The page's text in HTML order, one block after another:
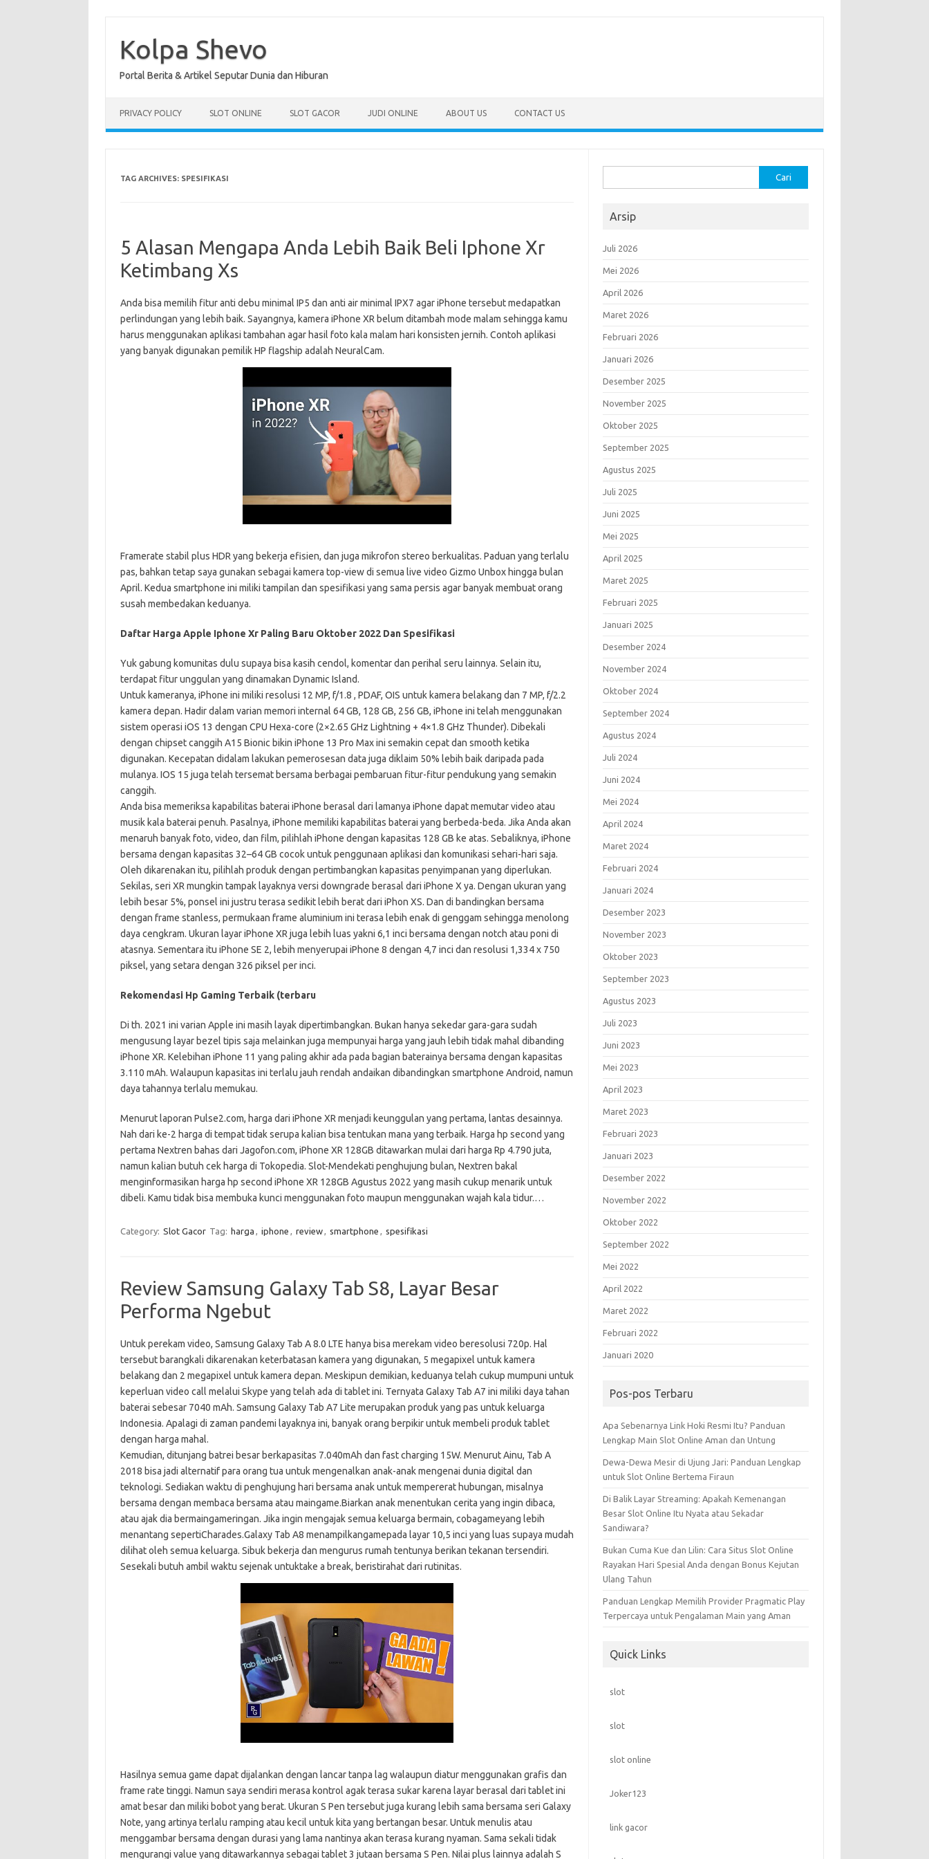
content
Kolpa Shevo
Portal Berita & Artikel Seputar Dunia dan Hiburan
PRIVACY POLICY SLOT ONLINE SLOT GACOR JUDI ONLINE ABOUT US CONTACT US
TAG ARCHIVES: SPESIFIKASI
5 Alasan Mengapa Anda Lebih Baik Beli Iphone Xr
Ketimbang Xs
Anda bisa memilih fitur anti debu minimal IP5 dan anti air minimal IPX7 agar iPhone tersebut medapatkan
perlindungan yang lebih baik. Sayangnya, kamera iPhone XR belum ditambah mode malam sehingga kamu
harus menggunakan aplikasi tambahan agar hasil foto kala malam hari konsisten jernih. Contoh aplikasi
yang banyak digunakan pemilik HP flagship adalah NeuralCam.
Framerate stabil plus HDR yang bekerja efisien, dan juga mikrofon stereo berkualitas. Paduan yang terlalu
pas, bahkan tetap saya gunakan sebagai kamera top-view di semua live video Gizmo Unbox hingga bulan
April. Kedua smartphone ini miliki tampilan dan spesifikasi yang sama persis agar banyak membuat orang
susah membedakan keduanya.
Daftar Harga Apple Iphone Xr Paling Baru Oktober 2022 Dan Spesifikasi
Yuk gabung komunitas dulu supaya bisa kasih cendol, komentar dan perihal seru lainnya. Selain itu,
terdapat fitur unggulan yang dinamakan Dynamic Island.
Untuk kameranya, iPhone ini miliki resolusi 12 MP, f/1.8 , PDAF, OIS untuk kamera belakang dan 7 MP, f/2.2
kamera depan. Hadir dalam varian memori internal 64 GB, 128 GB, 256 GB, iPhone ini telah menggunakan
sistem operasi iOS 13 dengan CPU Hexa-core (2×2.65 GHz Lightning + 4×1.8 GHz Thunder). Dibekali
dengan chipset canggih A15 Bionic bikin iPhone 13 Pro Max ini semakin cepat dan smooth ketika
digunakan. Kecepatan didalam lakukan pemerosesan data juga diklaim 50% lebih baik daripada pada
mulanya. IOS 15 juga telah tersemat bersama berbagai pembaruan fitur-fitur pendukung yang semakin
canggih.
Anda bisa memeriksa kapabilitas baterai iPhone berasal dari lamanya iPhone dapat memutar video atau
musik kala baterai penuh. Pasalnya, iPhone memiliki kapabilitas baterai yang berbeda-beda. Jika Anda akan
menaruh banyak foto, video, dan film, pilihlah iPhone dengan kapasitas 128 GB ke atas. Sebaliknya, iPhone
bersama dengan kapasitas 32–64 GB cocok untuk penggunaan aplikasi dan komunikasi sehari-hari saja.
Oleh dikarenakan itu, pilihlah produk dengan pertimbangkan kapasitas penyimpanan yang diperlukan.
Sekilas, seri XR mungkin tampak layaknya versi downgrade berasal dari iPhone X ya. Dengan ukuran yang
lebih besar 5%, ponsel ini justru terasa sedikit lebih berat dari iPhon XS. Dan di bandingkan bersama
dengan frame stanless, permukaan frame aluminium ini terasa lebih enak di genggam sehingga menolong
daya cengkram. Ukuran layar iPhone XR juga lebih luas yakni 6,1 inci bersama dengan notch atau poni di
atasnya. Sementara itu iPhone SE 2, lebih menyerupai iPhone 8 dengan 4,7 inci dan resolusi 1,334 x 750
piksel, yang setara dengan 326 piksel per inci.
Rekomendasi Hp Gaming Terbaik (terbaru
Di th. 2021 ini varian Apple ini masih layak dipertimbangkan. Bukan hanya sekedar gara-gara sudah
mengusung layar bezel tipis saja melainkan juga mempunyai harga yang jauh lebih tidak mahal dibanding
iPhone XR. Kelebihan iPhone 11 yang paling akhir ada pada bagian baterainya bersama dengan kapasitas
3.110 mAh. Walaupun kapasitas ini terlalu jauh rendah andaikan dibandingkan smartphone Android, namun
daya tahannya terlalu memukau.
Menurut laporan Pulse2.com, harga dari iPhone XR menjadi keunggulan yang pertama, lantas desainnya.
Nah dari ke-2 harga di tempat tidak serupa kalian bisa tentukan mana yang terbaik. Harga hp second yang
pertama Nextren bahas dari Jagofon.com, iPhone XR 128GB ditawarkan mulai dari harga Rp 4.790 juta,
namun kalian butuh cek harga di Tokopedia. Slot-Mendekati penghujung bulan, Nextren bakal
menginformasikan harga hp second iPhone XR 128GB Agustus 2022 yang masih cukup menarik untuk
dibeli. Kamu tidak bisa membuka kunci menggunakan foto maupun menggunakan wajah kala tidur.…
Category: Slot Gacor Tag: harga iphone review smartphone spesifikasi
Review Samsung Galaxy Tab S8, Layar Besar
Performa Ngebut
Untuk perekam video, Samsung Galaxy Tab A 8.0 LTE hanya bisa merekam video beresolusi 720p. Hal
tersebut barangkali dikarenakan keterbatasan kamera yang digunakan, 5 megapixel untuk kamera
belakang dan 2 megapixel untuk kamera depan. Meskipun demikian, keduanya telah cukup mumpuni untuk
keperluan video call melalui Skype yang telah ada di tablet ini. Ternyata Galaxy Tab A7 ini miliki daya tahan
baterai sebesar 7040 mAh. Samsung Galaxy Tab A7 Lite merupakan produk yang pas untuk keluarga
Indonesia. Apalagi di zaman pandemi layaknya ini, banyak orang berpikir untuk membeli produk tablet
dengan harga mahal.
Kemudian, ditunjang batrei besar berkapasitas 7.040mAh dan fast charging 15W. Menurut Ainu, Tab A
2018 bisa jadi alternatif para orang tua untuk mengenalkan anak-anak mengenai dunia digital dan
teknologi. Sediakan waktu di penghujung hari bersama anak untuk mempererat hubungan, misalnya
bersama dengan membaca bersama atau maingame.Biarkan anak menentukan cerita yang ingin dibaca,
atau ajak dia bermaingameringan. Jika ingin mengajak semua keluarga bermain, cobagameyang lebih
menantang sepertiCharades.Galaxy Tab A8 menampilkangamepada layar 10,5 inci yang luas supaya mudah
dilihat oleh semua keluarga. Sibuk bekerja dan mengurus rumah tentunya berikan tekanan tersendiri.
Sesekali butuh ambil waktu sejenak untuktake a break, beristirahat dari rutinitas.
Hasilnya semua game dapat dijalankan dengan lancar tanpa lag walaupun diatur menggunakan grafis dan
frame rate tinggi. Namun saya sendiri merasa kontrol agak terasa sukar karena layar berasal dari tablet ini
amat besar dan miliki bobot yang berat. Ukuran S Pen tersebut juga kurang lebih sama bersama seri Galaxy
Note, yang artinya terlalu ramping atau kecil untuk kita yang bertangan besar. Untuk menulis atau
menggambar bersama dengan durasi yang lama nantinya akan terasa kurang nyaman. Sama sekali tidak
mengurangi value yang ditawarkannya sebagai tablet 3 jutaan bersama S Pen. Nilai plus lainnya adalah S
untuk:
Arsip
Juli 2026
Mei 2026
April 2026
Maret 2026
Februari 2026
Januari 2026
Desember 2025
November 2025
Oktober 2025
September 2025
Agustus 2025
Juli 2025
Juni 2025
Mei 2025
April 2025
Maret 2025
Februari 2025
Januari 2025
Desember 2024
November 2024
Oktober 2024
September 2024
Agustus 2024
Juli 2024
Juni 2024
Mei 2024
April 2024
Maret 2024
Februari 2024
Januari 2024
Desember 2023
November 2023
Oktober 2023
September 2023
Agustus 2023
Juli 2023
Juni 2023
Mei 2023
April 2023
Maret 2023
Februari 2023
Januari 2023
Desember 2022
November 2022
Oktober 2022
September 2022
Mei 2022
April 2022
Maret 2022
Februari 2022
Januari 2020
Pos-pos Terbaru
Apa Sebenarnya Link Hoki Resmi Itu? Panduan
Lengkap Main Slot Online Aman dan Untung
Dewa-Dewa Mesir di Ujung Jari: Panduan Lengkap
untuk Slot Online Bertema Firaun
Di Balik Layar Streaming: Apakah Kemenangan
Besar Slot Online Itu Nyata atau Sekadar
Sandiwara?
Bukan Cuma Kue dan Lilin: Cara Situs Slot Online
Rayakan Hari Spesial Anda dengan Bonus Kejutan
Ulang Tahun
Panduan Lengkap Memilih Provider Pragmatic Play
Terpercaya untuk Pengalaman Main yang Aman
Quick Links
slot
slot
slot online
Joker123
link gacor